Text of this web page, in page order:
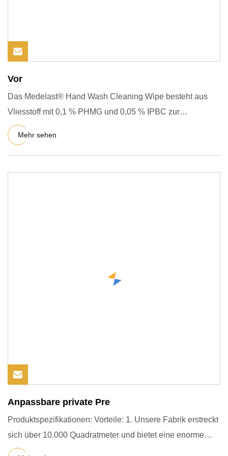
Vor
Das Medelast® Hand Wash Cleaning Wipe besteht aus
Vliesstoff mit 0,1 % PHMG und 0,05 % IPBC zur
Händereinigung und -des
Mehr sehen
Anpassbare private Pre
Produktspezifikationen: Vorteile: 1. Unsere Fabrik erstreckt
sich über 10.000 Quadratmeter und bietet eine enorme
Produ